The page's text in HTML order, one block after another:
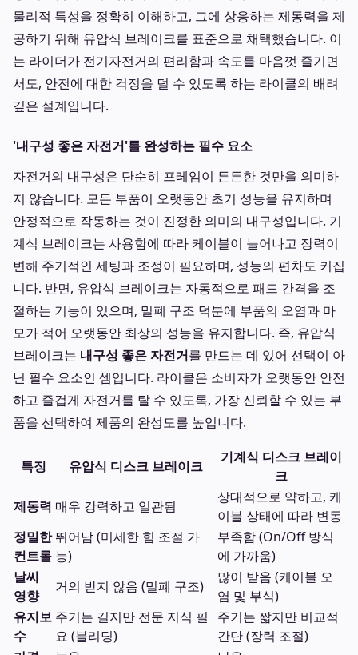
물리적 특성을 정확히 이해하고, 그에 상응하는 제동력을 제
공하기 위해 유압식 브레이크를 표준으로 채택했습니다. 이
는 라이더가 전기자전거의 편리함과 속도를 마음껏 즐기면
서도, 안전에 대한 걱정을 덜 수 있도록 하는 라이클의 배려
깊은 설계입니다.
'내구성 좋은 자전거'를 완성하는 필수 요소
자전거의 내구성은 단순히 프레임이 튼튼한 것만을 의미하
지 않습니다. 모든 부품이 오랫동안 초기 성능을 유지하며
안정적으로 작동하는 것이 진정한 의미의 내구성입니다. 기
계식 브레이크는 사용함에 따라 케이블이 늘어나고 장력이
변해 주기적인 세팅과 조정이 필요하며, 성능의 편차도 커집
니다. 반면, 유압식 브레이크는 자동적으로 패드 간격을 조
절하는 기능이 있으며, 밀폐 구조 덕분에 부품의 오염과 마
모가 적어 오랫동안 최상의 성능을 유지합니다. 즉, 유압식
브레이크는 내구성 좋은 자전거를 만드는 데 있어 선택이 아
닌 필수 요소인 셈입니다. 라이클은 소비자가 오랫동안 안전
하고 즐겁게 자전거를 탈 수 있도록, 가장 신뢰할 수 있는 부
품을 선택하여 제품의 완성도를 높입니다.
특징 유압식 디스크 브레이크
기계식 디스크 브레이
크
제동력 매우 강력하고 일관됨
상대적으로 약하고, 케
이블 상태에 따라 변동
정밀한
컨트롤
뛰어남 (미세한 힘 조절 가
능)
부족함 (On/Off 방식
에 가까움)
날씨
영향
거의 받지 않음 (밀폐 구조)
많이 받음 (케이블 오
염 및 부식)
유지보
수
주기는 길지만 전문 지식 필
요 (블리딩)
주기는 짧지만 비교적
간단 (장력 조절)